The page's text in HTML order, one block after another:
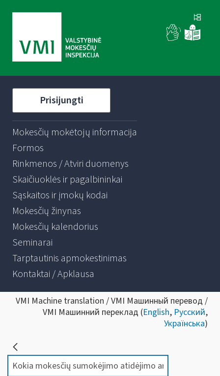
Prisijungti
Mokesčių mokėtojų informacija
Formos
Rinkmenos / Atviri duomenys
Skaičiuoklės ir pagalbininkai
Sąskaitos ir įmokų kodai
Mokesčių žinynas
Mokesčių kalendorius
Seminarai
Tarptautinis apmokestinimas
Kontaktai / Apklausa
VMI Machine translation / VMI Машинный перевод /
VMI Машинний переклад (English, Русский,
Українська)